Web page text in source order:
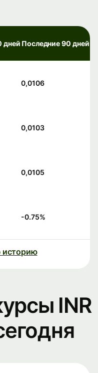
дней Последние 90 дней
0,0106
0,0103
0,0105
-0.75%
историю
INR